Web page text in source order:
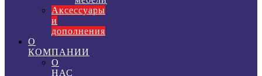
Аксессуары
и
дополнения
О
КОМПАНИИ
О
НАС